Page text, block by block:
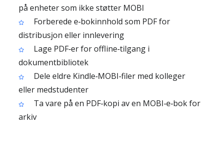
på enheter som ikke støtter MOBI
Forberede e‑bokinnhold som PDF for
distribusjon eller innlevering
Lage PDF‑er for offline‑tilgang i
dokumentbibliotek
Dele eldre Kindle‑MOBI‑filer med kolleger
eller medstudenter
Ta vare på en PDF‑kopi av en MOBI‑e‑bok for
arkiv